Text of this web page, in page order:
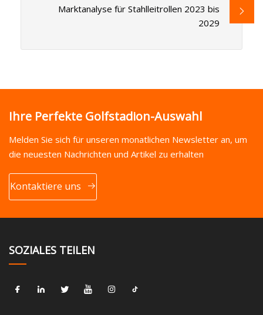
Marktanalyse für Stahlleitrollen 2023 bis
2029
Ihre Perfekte Golfstadion-Auswahl
Melden Sie sich für unseren monatlichen Newsletter an, um
die neuesten Nachrichten und Artikel zu erhalten
Kontaktiere uns
SOZIALES TEILEN